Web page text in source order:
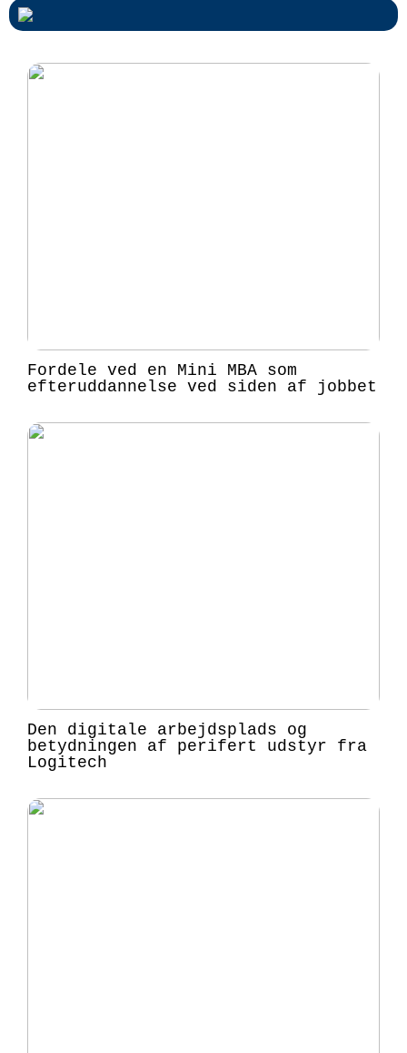
Fordele ved en Mini MBA som
efteruddannelse ved siden af jobbet
Den digitale arbejdsplads og
betydningen af perifert udstyr fra
Logitech